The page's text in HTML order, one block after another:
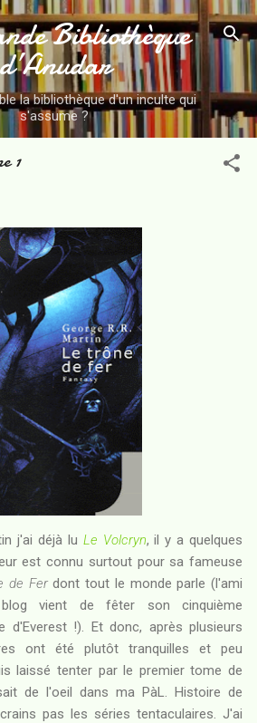
au contenu principal
Bibliothèque
d’Anudar
la bibliothèque d'un inculte qui
s'assume ?
1
j'ai déjà lu Le Volcryn, il y a quelques
est connu surtout pour sa fameuse
de Ferdont tout le monde parle (l'ami
vient de fêter son cinquième
d'Everest !). Et donc, après plusieurs
ont été plutôt tranquilles et peu
laissé tenter par le premier tome de
de l'oeil dans ma PàL. Histoire de
pas les séries tentaculaires. J'ai